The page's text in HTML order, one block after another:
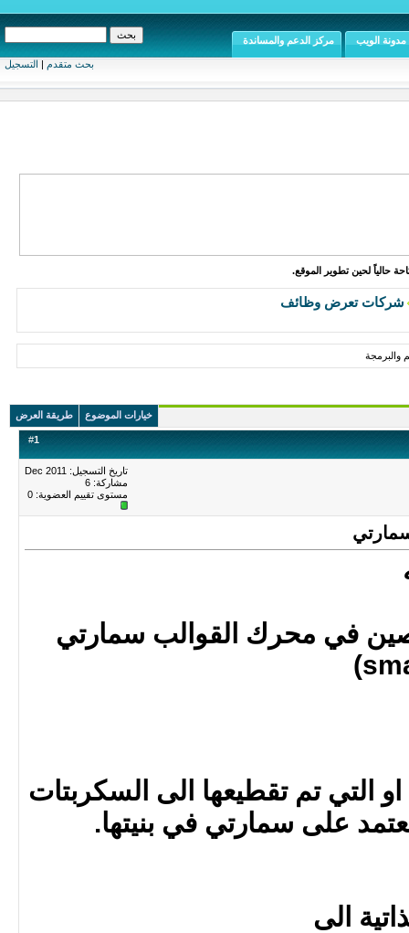
بحث متقدم | التسجيل
مدونة الويب مركز الدعم والمساندة
حالياً لحين تطوير الموقع.
شركات تعرض وظائف
والبرمجة
خيارات الموضوع طريقة العرض
#1
تاريخ التسجيل: Dec 2011
مشاركة: 6
مستوى تقييم العضوية: 0
في محرك القوالب سمارتي
التي تم تقطيعها الى السكربتات
على سمارتي في بنيتها.
الى